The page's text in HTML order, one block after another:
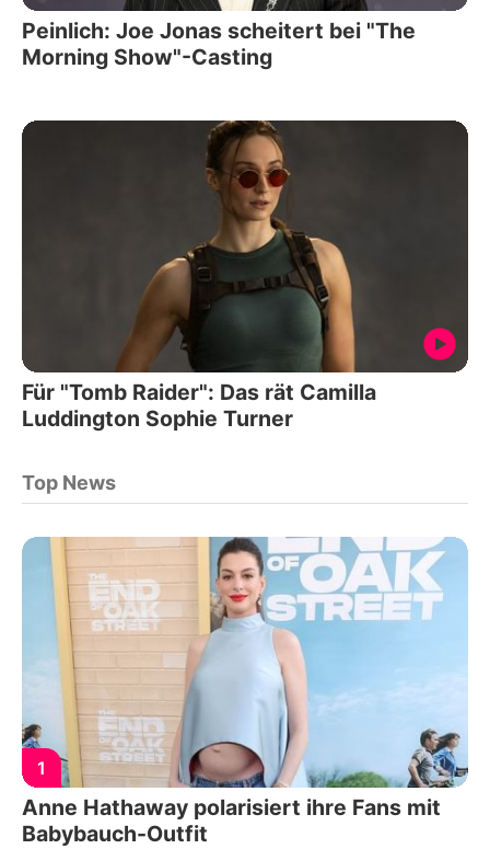
Peinlich: Joe Jonas scheitert bei "The
Morning Show"-Casting
Für "Tomb Raider": Das rät Camilla
Luddington Sophie Turner
Top News
1
Anne Hathaway polarisiert ihre Fans mit
Babybauch-Outfit